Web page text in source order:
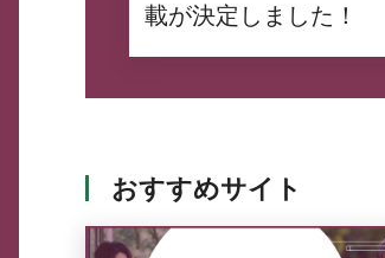
載が決定しました！
おすすめサイト